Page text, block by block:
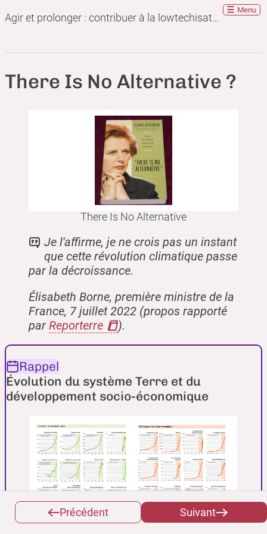
Agir et prolonger : contribuer à la lowtechisation en tant qu'ingénieur
Menu
There Is No Alternative ?
There Is No Alternative
Je l'affirme, je ne crois pas un instant
que cette révolution climatique passe
par la décroissance.
Élisabeth Borne, première ministre de la
France, 7 juillet 2022 (propos rapporté
par Reporterre ).
Rappel
Évolution du système Terre et du
développement socio-économique
Évolution du système Terre et du
Précédent Suivant